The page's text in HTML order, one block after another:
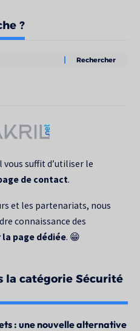
?
suffit d’utiliser le
de contact.
et les partenariats, nous
connaissance des
la page dédiée. 😁
la catégorie Sécurité
: une nouvelle alternative